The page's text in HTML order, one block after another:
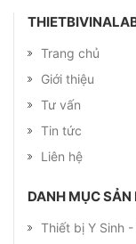
Trang chủ
Giới thiệu
Tư vấn
Tin tức
Liên hệ
DANH MỤC SẢN
Thiết bị Y Sinh